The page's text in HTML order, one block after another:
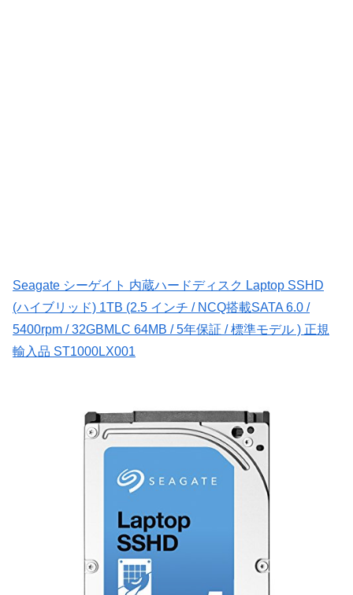
Seagate シーゲイト 内蔵ハードディスク Laptop SSHD
(ハイブリッド) 1TB (2.5 インチ / NCQ搭載SATA 6.0 /
5400rpm / 32GBMLC 64MB / 5年保証 / 標準モデル ) 正規
輸入品 ST1000LX001